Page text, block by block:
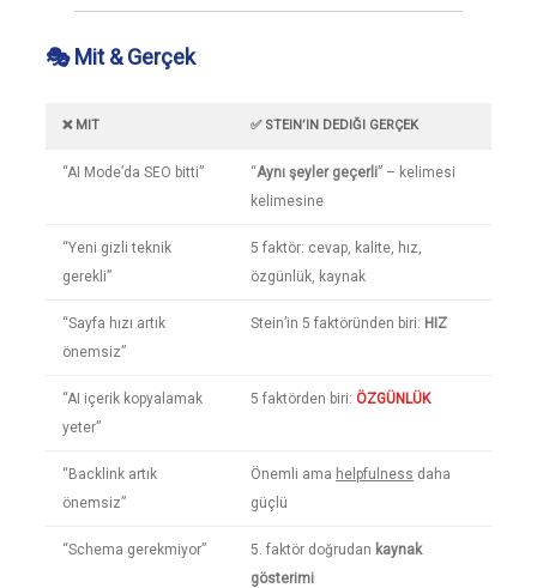
🎭 Mit & Gerçek
❌ MIT ✅ STEIN’IN DEDIĞI GERÇEK
“AI Mode’da SEO bitti” “Aynı şeyler geçerli” – kelimesi
kelimesine
“Yeni gizli teknik
gerekli”
5 faktör: cevap, kalite, hız,
özgünlük, kaynak
“Sayfa hızı artık
önemsiz”
Stein’in 5 faktöründen biri: HIZ
“AI içerik kopyalamak
yeter”
5 faktörden biri: ÖZGÜNLÜK
“Backlink artık
önemsiz”
Önemli ama helpfulness daha
güçlü
“Schema gerekmiyor” 5. faktör doğrudan kaynak
gösterimi